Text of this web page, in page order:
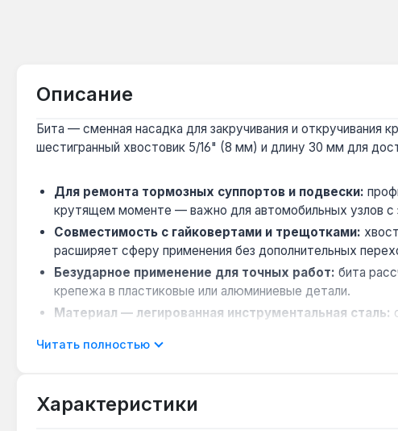
Описание
Бита — сменная насадка для закручивания и
шестигранный хвостовик 5/16" (8 мм) и длину 30 мм для
Для ремонта тормозных суппортов и подвески:
крутящем моменте — важно для автомобильных узлов с
Совместимость с гайковертами и трещотками:
расширяет сферу применения без дополнительных
Безударное применение для точных работ: бита
крепежа в пластиковые или алюминиевые детали.
Материал — легированная инструментальная сталь:
Производство — Тайвань:
Бита Force T60H 5/16" L30 мм предназначена для
Читать полностью
Характеристики